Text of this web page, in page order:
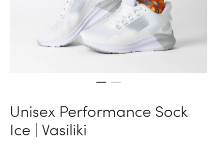
Unisex Performance Sock
Ice | Vasiliki